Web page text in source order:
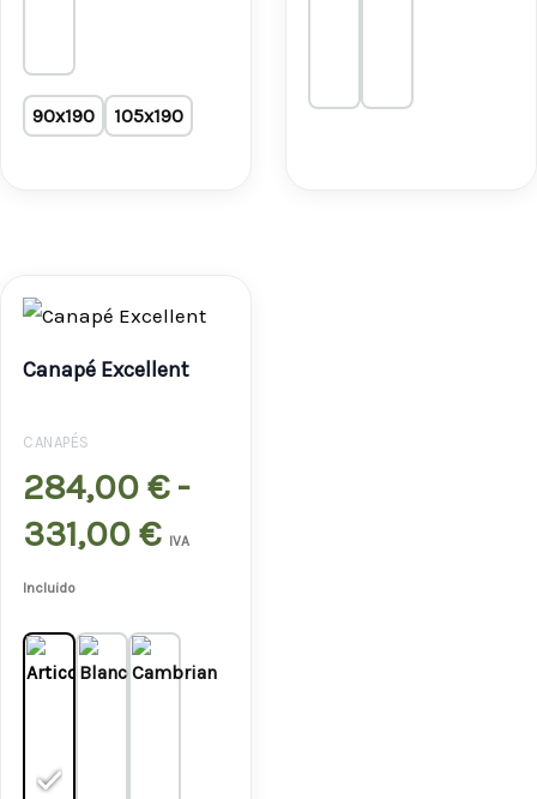
90x190 105x190
Canapé Excellent
CANAPÉS
284,00€ -
331,00€
Rango
precios:
284,00 €
hasta
IVA
Incluido